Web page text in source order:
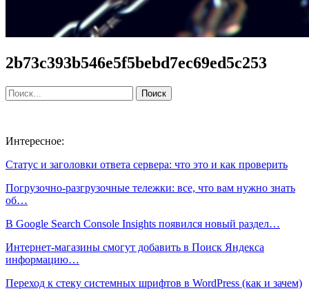
2b73c393b546e5f5bebd7ec69ed5c253
Интересное:
Статус и заголовки ответа сервера: что это и как проверить
Погрузочно-разгрузочные тележки: все, что вам нужно знать
об…
В Google Search Console Insights появился новый раздел…
Интернет-магазины смогут добавить в Поиск Яндекса
информацию…
Переход к стеку системных шрифтов в WordPress (как и зачем)